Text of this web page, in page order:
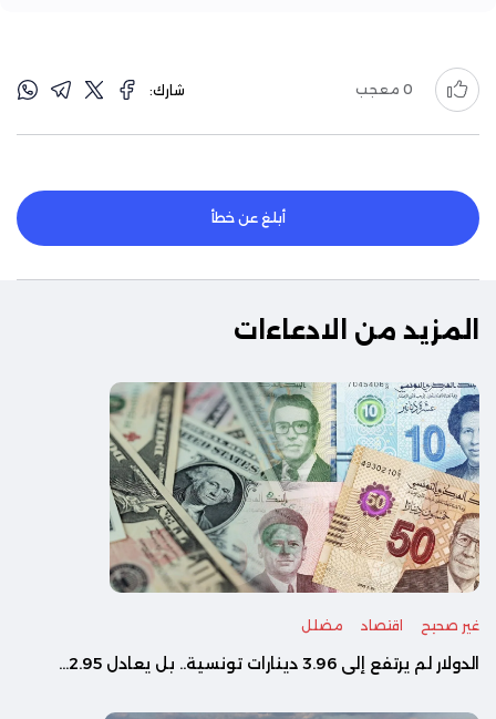
0 معجب شارك:
أبلغ عن خطأ
المزيد من الادعاءات
غير صحيح اقتصاد مضلل
الدولار لم يرتفع إلى 3.96 دينارات تونسية.. بل يعادل 2.95...